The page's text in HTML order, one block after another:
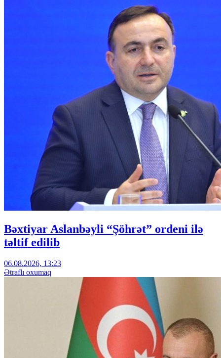
Bəxtiyar Aslanbəyli “Şöhrət” ordeni ilə
təltif edilib
06.08.2026, 13:23
Ətraflı oxumaq